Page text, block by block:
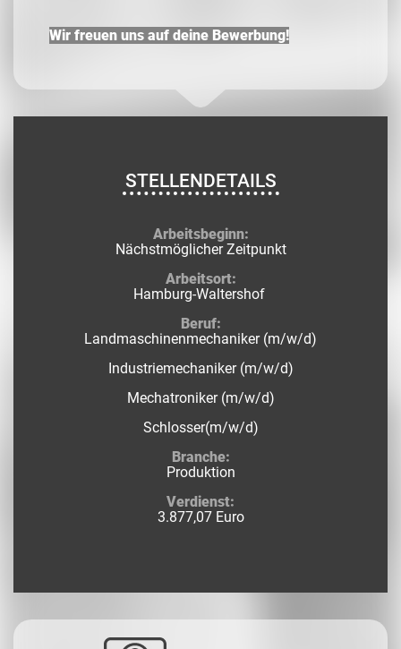
Wir freuen uns auf deine Bewerbung!
STELLENDETAILS
Arbeitsbeginn:
Nächstmöglicher Zeitpunkt
Arbeitsort:
Hamburg-Waltershof
Beruf:
Landmaschinenmechaniker (m/w/d)
Industriemechaniker (m/w/d)
Mechatroniker (m/w/d)
Schlosser(m/w/d)
Branche:
Produktion
Verdienst:
3.877,07 Euro